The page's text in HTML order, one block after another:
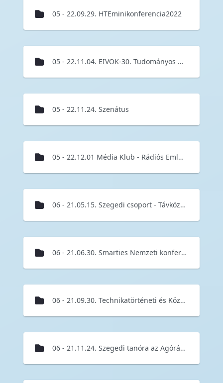
05 - 22.09.29. HTEminikonferencia2022
05 - 22.11.04. EIVOK-30. Tudományos Szakmai Konferencia
05 - 22.11.24. Szenátus
05 - 22.12.01 Média Klub - Rádiós Emlékünnepség
06 - 21.05.15. Szegedi csoport - Távközlési Világnap
06 - 21.06.30. Smarties Nemzeti konferencia
06 - 21.09.30. Technikatörténeti és Közlekedés-hírközlési szakosztály rendezvénye
06 - 21.11.24. Szegedi tanóra az Agórában az informatikatörténeti kiállításon